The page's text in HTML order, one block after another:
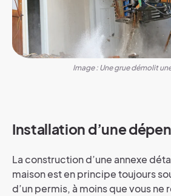
Image : Une grue démolit
Installation d’une
La construction d’une annexe
maison est en principe toujours
d’un permis, à moins que vous ne